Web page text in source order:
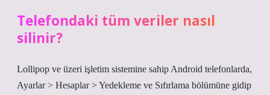
Telefondaki tüm veriler nasıl
silinir?
Lollipop ve üzeri işletim sistemine sahip Android telefonlarda,
Ayarlar > Hesaplar > Yedekleme ve Sıfırlama bölümüne gidip